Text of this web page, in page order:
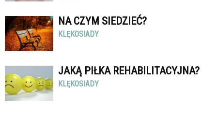
NA CZYM SIEDZIEĆ?
KLĘKOSIADY
JAKĄ PIŁKA REHABILITACYJNA?
KLĘKOSIADY